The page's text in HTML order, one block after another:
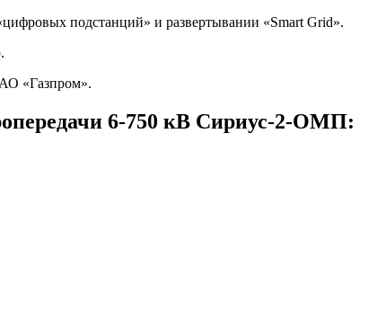
подстанций» и развертывании «Smart Grid».
«Газпром».
6-750 кВ Сириус-2-ОМП: